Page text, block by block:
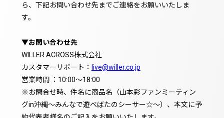
ら、下記お問い合わせ先までご連絡をお願いいたしま
す。
▼お問い合わせ先
WILLER ACROSS株式会社
カスタマーサポート： live@willer.co.jp
営業時間 ：10:00～18:00
※お問合せ時、件名に商品名（山本彩ファンミーティン
グin沖縄〜みんなで遊べばたのシーサー☆〜）、本文に予